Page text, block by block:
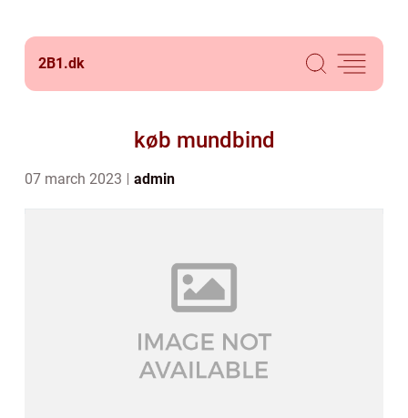
2B1.dk
køb mundbind
07 march 2023 admin